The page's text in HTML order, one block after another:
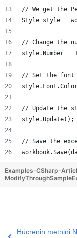
// We get the
Style style =
// Change the
style.Number =
// Set the font
style.Font.Color
// Update the
style.Update();
Examples-CSharp-
Hücrenin metnini